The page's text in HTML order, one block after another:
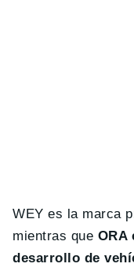
WEY es la marca
mientras que ORA
desarrollo de